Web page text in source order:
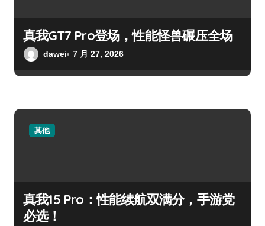
真我GT7 Pro登场，性能怪兽碾压全场
dawei 7 月 27, 2026
其他
真我15 Pro：性能续航双满分，手游党
必选！